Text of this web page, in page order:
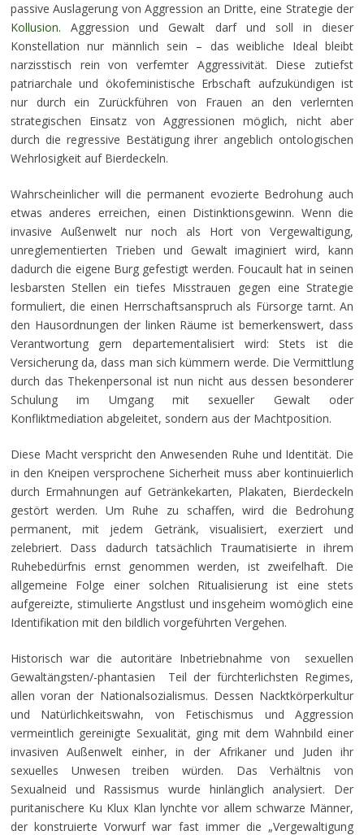
passive Auslagerung von Aggression an Dritte, eine Strategie der
Kollusion. Aggression und Gewalt darf und soll in dieser
Konstellation nur männlich sein – das weibliche Ideal bleibt
narzisstisch rein von verfemter Aggressivität. Diese zutiefst
patriarchale und ökofeministische Erbschaft aufzukündigen ist
nur durch ein Zurückführen von Frauen an den verlernten
strategischen Einsatz von Aggressionen möglich, nicht aber
durch die regressive Bestätigung ihrer angeblich ontologischen
Wehrlosigkeit auf Bierdeckeln.
Wahrscheinlicher will die permanent evozierte Bedrohung auch
etwas anderes erreichen, einen Distinktionsgewinn. Wenn die
invasive Außenwelt nur noch als Hort von Vergewaltigung,
unreglementierten Trieben und Gewalt imaginiert wird, kann
dadurch die eigene Burg gefestigt werden. Foucault hat in seinen
lesbarsten Stellen ein tiefes Misstrauen gegen eine Strategie
formuliert, die einen Herrschaftsanspruch als Fürsorge tarnt. An
den Hausordnungen der linken Räume ist bemerkenswert, dass
Verantwortung gern departementalisiert wird: Stets ist die
Versicherung da, dass man sich kümmern werde. Die Vermittlung
durch das Thekenpersonal ist nun nicht aus dessen besonderer
Schulung im Umgang mit sexueller Gewalt oder
Konfliktmediation abgeleitet, sondern aus der Machtposition.
Diese Macht verspricht den Anwesenden Ruhe und Identität. Die
in den Kneipen versprochene Sicherheit muss aber kontinuierlich
durch Ermahnungen auf Getränkekarten, Plakaten, Bierdeckeln
gestört werden. Um Ruhe zu schaffen, wird die Bedrohung
permanent, mit jedem Getränk, visualisiert, exerziert und
zelebriert. Dass dadurch tatsächlich Traumatisierte in ihrem
Ruhebedürfnis ernst genommen werden, ist zweifelhaft. Die
allgemeine Folge einer solchen Ritualisierung ist eine stets
aufgereizte, stimulierte Angstlust und insgeheim womöglich eine
Identifikation mit den bildlich vorgeführten Vergehen.
Historisch war die autoritäre Inbetriebnahme von sexuellen
Gewaltängsten/-phantasien Teil der fürchterlichsten Regimes,
allen voran der Nationalsozialismus. Dessen Nacktkörperkultur
und Natürlichkeitswahn, von Fetischismus und Aggression
vermeintlich gereinigte Sexualität, ging mit dem Wahnbild einer
invasiven Außenwelt einher, in der Afrikaner und Juden ihr
sexuelles Unwesen treiben würden. Das Verhältnis von
Sexualneid und Rassismus wurde hinlänglich analysiert. Der
puritanischere Ku Klux Klan lynchte vor allem schwarze Männer,
der konstruierte Vorwurf war fast immer die „Vergewaltigung